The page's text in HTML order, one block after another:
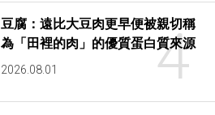
4
豆腐：遠比大豆肉更早便被親切稱
為「田裡的肉」的優質蛋白質來源
2026.08.01